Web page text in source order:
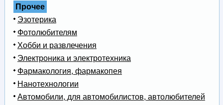
Прочее
Эзотерика
Фотолюбителям
Хобби и развлечения
Электроника и электротехника
Фармакология, фармакопея
Нанотехнологии
Автомобили, для автомобилистов, автолюбителей